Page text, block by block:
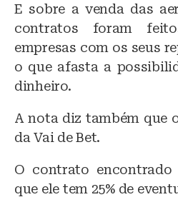
E sobre a venda das
contratos foram
empresas com os seus
o que afasta a
dinheiro.
A nota diz também que
da Vai de Bet.
O contrato
que ele tem 25% de